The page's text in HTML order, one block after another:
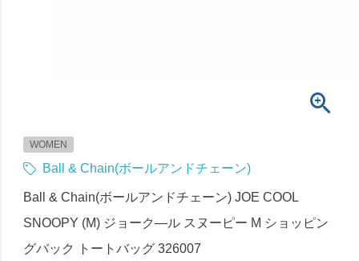
WOMEN
Ball & Chain(ボールアンドチェーン)
Ball & Chain(ボールアンドチェーン) JOE COOL
SNOOPY (M) ジョーク―ル スヌーピー M ショッピン
グバック トートバッグ 326007